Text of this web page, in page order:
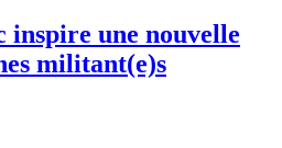
inspire une nouvelle
militant(e)s